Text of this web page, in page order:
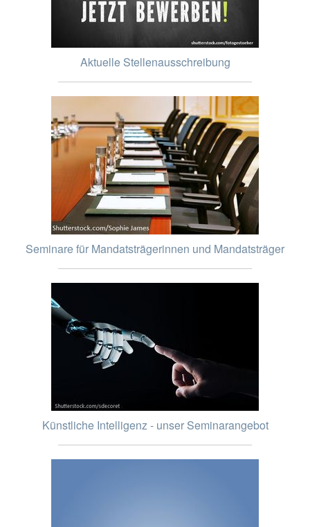
Aktuelle Stellenausschreibung
Seminare für Mandatsträgerinnen und Mandatsträger
Künstliche Intelligenz - unser Seminarangebot